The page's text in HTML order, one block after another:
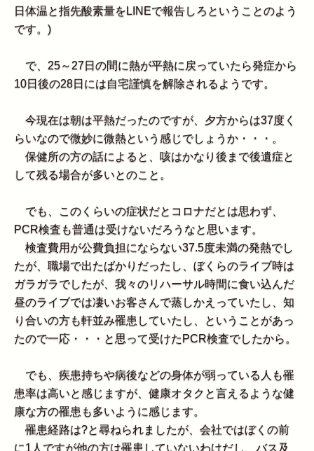
日体温と指先酸素量をLINEで報告しろということのよう
です。)
で、25～27日の間に熱が平熱に戻っていたら発症から
10日後の28日には自宅謹慎を解除されるようです。
今現在は朝は平熱だったのですが、夕方からは37度く
らいなので微妙に微熱という感じでしょうか・・・。
保健所の方の話によると、咳はかなり後まで後遺症と
して残る場合が多いとのこと。
でも、このくらいの症状だとコロナだとは思わず、
PCR検査も普通は受けないだろうなと思います。
検査費用が公費負担にならない37.5度未満の発熱でし
たが、職場で出たばかりだったし、ぼくらのライブ時は
ガラガラでしたが、我々のリハーサル時間に食い込んだ
昼のライブでは凄いお客さんで蒸しかえっていたし、知
り合いの方も軒並み罹患していたし、ということがあっ
たので一応・・・と思って受けたPCR検査でしたから。
でも、疾患持ちや病後などの身体が弱っている人も罹
患率は高いと感じますが、健康オタクと言えるような健
康な方の罹患も多いように感じます。
罹患経路は?と尋ねられましたが、会社ではぼくの前
に1人ですが他の方は罹患していないわけだし、バス及